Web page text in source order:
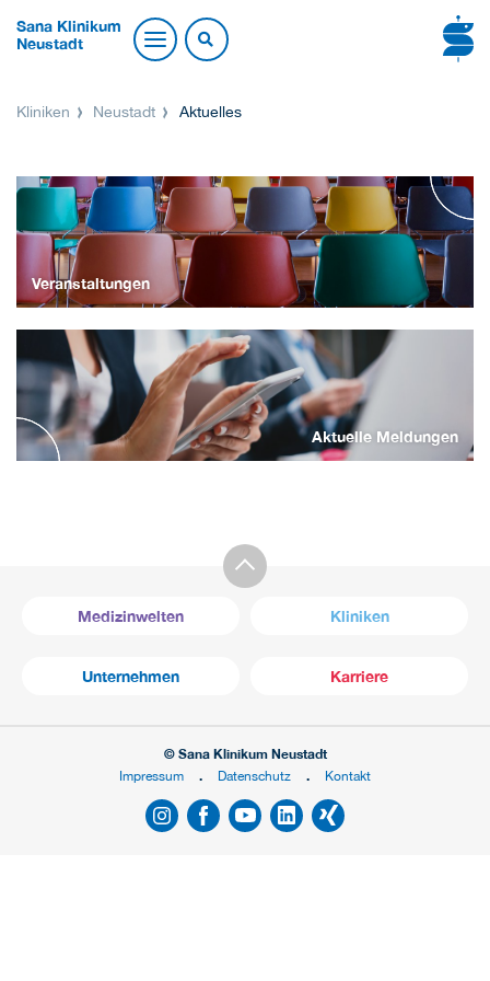
Sana Klinikum
Neustadt
Kliniken Neustadt Aktuelles
Veranstaltungen
Aktuelle Meldungen
Medizinwelten Kliniken
Unternehmen Karriere
© Sana Klinikum Neustadt
Impressum
Datenschutz Kontakt